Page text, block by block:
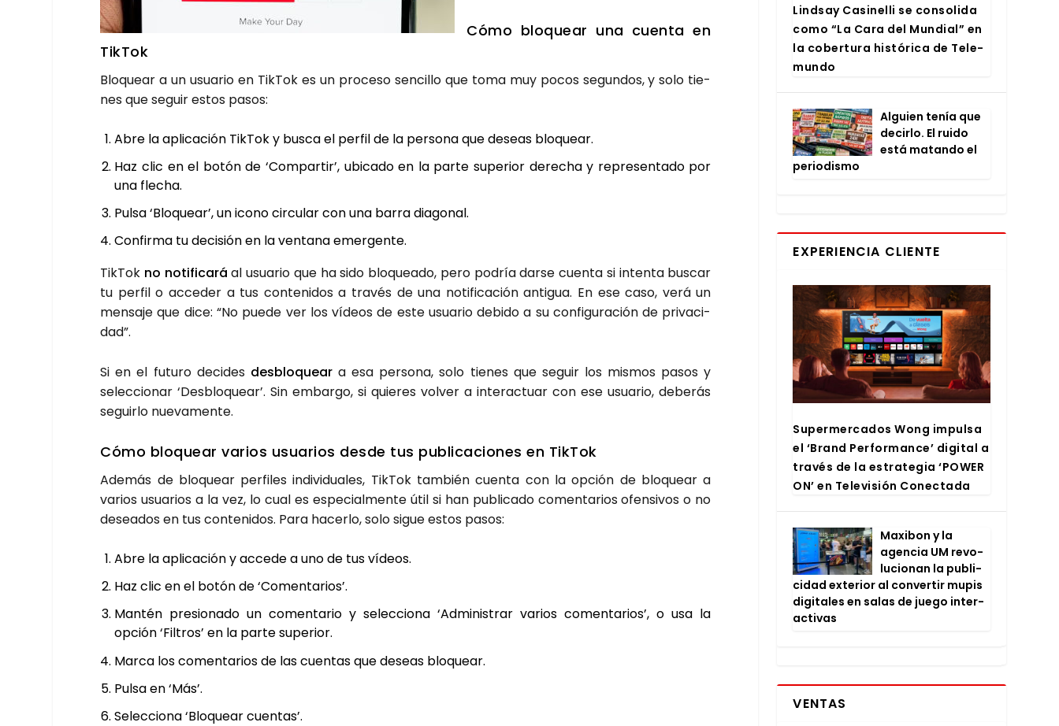
Cómo blo­quear una cuen­ta en
Tik­Tok
Blo­quear a un usua­rio en Tik­Tok es un pro­ce­so sen­ci­llo que toma muy pocos segun­dos, y solo tie­
nes que seguir estos pasos:
Abre la apli­ca­ción Tik­Tok y bus­ca el per­fil de la per­so­na que deseas blo­quear.
Haz clic en el botón de ‘Com­par­tir’, ubi­ca­do en la par­te supe­rior dere­cha y repre­sen­ta­do por
una fle­cha.
Pul­sa ‘Blo­quear’, un icono cir­cu­lar con una barra dia­go­nal.
Con­fir­ma tu deci­sión en la ven­ta­na emer­gen­te.
Tik­Tok no noti­fi­ca­rá al usua­rio que ha sido blo­quea­do, pero podría dar­se cuen­ta si inten­ta bus­car
tu per­fil o acce­der a tus con­te­ni­dos a tra­vés de una noti­fi­ca­ción anti­gua. En ese caso, verá un
men­sa­je que dice: “No pue­de ver los vídeos de este usua­rio debi­do a su con­fi­gu­ra­ción de pri­va­ci­
dad”.
Si en el futu­ro deci­des des­blo­queara esa per­so­na, solo tie­nes que seguir los mis­mos pasos y
selec­cio­nar ‘Des­blo­quear’. Sin embar­go, si quie­res vol­ver a inter­ac­tuar con ese usua­rio, debe­rás
seguir­lo nue­va­men­te.
Cómo blo­quear varios usua­rios des­de tus publi­ca­cio­nes en Tik­Tok
Ade­más de blo­quear per­fi­les indi­vi­dua­les, Tik­Tok tam­bién cuen­ta con la opción de blo­quear a
varios usua­rios a la vez, lo cual es espe­cial­men­te útil si han publi­ca­do comen­ta­rios ofen­si­vos o no
desea­dos en tus con­te­ni­dos. Para hacer­lo, solo sigue estos pasos:
Abre la apli­ca­ción y acce­de a uno de tus vídeos.
Haz clic en el botón de ‘Comen­ta­rios’.
Man­tén pre­sio­na­do un comen­ta­rio y selec­cio­na ‘Admi­nis­trar varios comen­ta­rios’, o usa la
opción ‘Fil­tros’ en la par­te supe­rior.
Mar­ca los comen­ta­rios de las cuen­tas que deseas blo­quear.
Pul­sa en ‘Más’.
Selec­cio­na ‘Blo­quear cuen­tas’.
Lind­say Casi­ne­lli se con­so­li­da
como “La Cara del Mun­dial” en
la cober­tu­ra his­tó­ri­ca de Tele­
mun­do
Alguien tenía que
decir­lo. El rui­do
está matan­do el
perio­dis­mo
EXPERIENCIA CLIENTE
Super­mer­ca­dos Wong impul­sa
el ‘Brand Per­for­man­ce’ digi­tal a
tra­vés de la estra­te­gia ‘POWER
ON’ en Tele­vi­sión Conec­ta­da
Maxi­bon y la
agen­cia UM revo­
lu­cio­nan la publi­
ci­dad exte­rior al con­ver­tir mupis
digi­ta­les en salas de jue­go inter­
ac­ti­vas
VENTAS